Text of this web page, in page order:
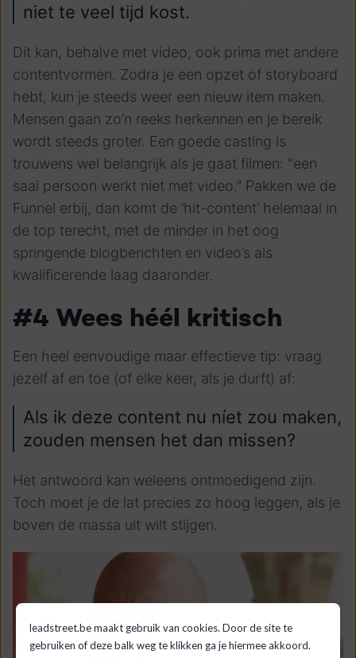
leadstreet.be maakt gebruik van cookies. Door de site te
gebruiken of deze balk weg te klikken ga je hiermee akkoord.
niet te veel tijd kost.
Dit kan, behalve met video, ook prima met andere
contentvormen. Zodra je een opzet of storyboard
hebt, kun je steeds weer een nieuw item maken.
Mensen gaan zo’n reeks herkennen en je bereik
wordt steeds groter. Een goede casting is
trouwens wel belangrijk als je gaat filmen: "een
saai persoon werkt niet met video.” Pakken we de
Funnel erbij, dan komt de ‘hit-content’ helemaal in
de top terecht, met de minder in het oog
springende blogberichten en video’s als
kwalificerende laag daaronder.
#4 Wees héél kritisch
Een heel eenvoudige maar effectieve tip: vraag
jezelf af en toe (of elke keer, als je durft) af:
Als ik deze content nu níet zou maken,
zouden mensen het dan missen?
Het antwoord kan weleens ontmoedigend zijn.
Toch moet je de lat precies zo hoog leggen, als je
boven de massa uit wilt stijgen.